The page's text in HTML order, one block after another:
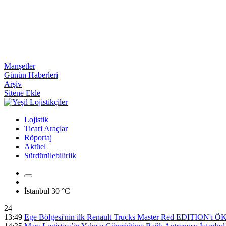
Manşetler
Günün Haberleri
Arşiv
Sitene Ekle
Lojistik
Ticari Araçlar
Röportaj
Aktüel
Sürdürülebilirlik
İstanbul 30 °C
24
13:49 Ege Bölgesi'nin ilk Renault Trucks Master Red EDITION'ı